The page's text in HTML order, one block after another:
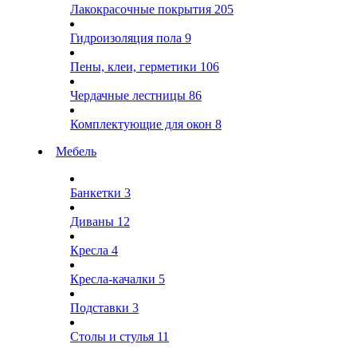
Лакокрасочные покрытия 205
Гидроизоляция пола 9
Пены, клеи, герметики 106
Чердачные лестницы 86
Комплектующие для окон 8
Мебель
Банкетки 3
Диваны 12
Кресла 4
Кресла-качалки 5
Подставки 3
Столы и стулья 11